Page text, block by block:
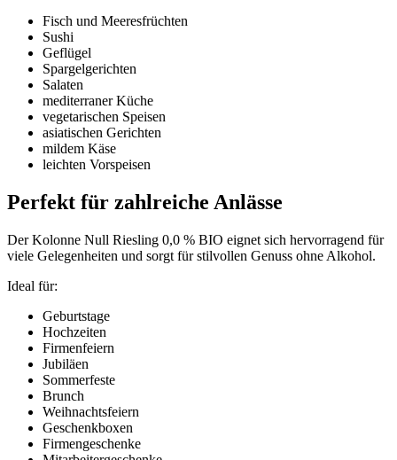
Fisch und Meeresfrüchten
Sushi
Geflügel
Spargelgerichten
Salaten
mediterraner Küche
vegetarischen Speisen
asiatischen Gerichten
mildem Käse
leichten Vorspeisen
Perfekt für zahlreiche Anlässe
Der Kolonne Null Riesling 0,0 % BIO eignet sich hervorragend für
viele Gelegenheiten und sorgt für stilvollen Genuss ohne Alkohol.
Ideal für:
Geburtstage
Hochzeiten
Firmenfeiern
Jubiläen
Sommerfeste
Brunch
Weihnachtsfeiern
Geschenkboxen
Firmengeschenke